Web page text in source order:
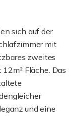
sich auf der
mit
zweites
Fläche. Das
und eine